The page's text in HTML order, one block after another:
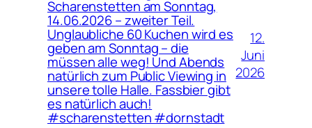
Scharenstetten am Sonntag,
14.06.2026 – zweiter Teil.
Unglaubliche 60 Kuchen wird es
geben am Sonntag – die
müssen alle weg! Und Abends
natürlich zum Public Viewing in
unsere tolle Halle. Fassbier gibt
es natürlich auch!
#scharenstetten #dornstadt
12.
Juni
2026